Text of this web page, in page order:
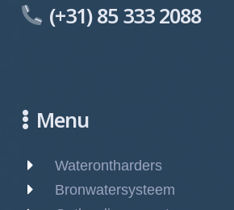
(+31) 85 333 2088
Menu
Waterontharders
Bronwatersysteem